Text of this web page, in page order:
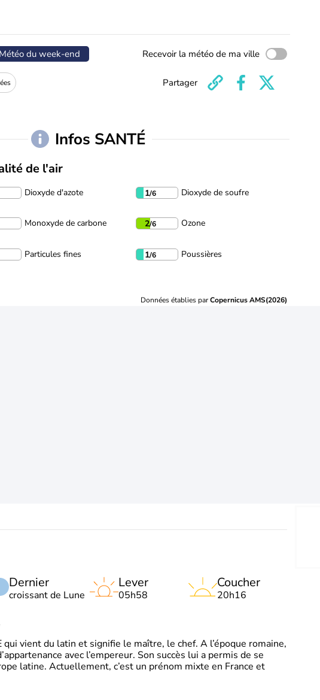
Météo du week-end Recevoir la météo de ma ville
Partager
Infos SANTÉ
de l'air
Dioxyde d'azote 1/6 Dioxyde de soufre
Monoxyde de carbone 2/6 Ozone
Particules fines 1/6 Poussières
Données établies parCopernicus AMS(2026)
Dernier
croissant de Lune
Lever
05h58
Coucher
20h16
qui vient du latin et signifie le maître, le chef. A l’époque romaine,
avec l’empereur. Son succès lui a permis de se
latine. Actuellement, c’est un prénom mixte en France et